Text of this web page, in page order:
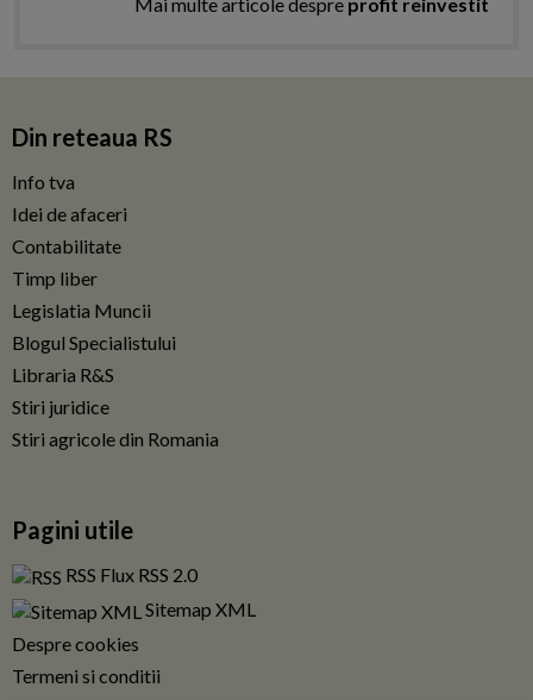
Din reteaua RS
Info tva
Idei de afaceri
Contabilitate
Timp liber
Legislatia Muncii
Blogul Specialistului
Libraria R&S
Stiri juridice
Stiri agricole din Romania
Pagini utile
RSS Flux RSS 2.0
Sitemap XML
Despre cookies
Termeni si conditii